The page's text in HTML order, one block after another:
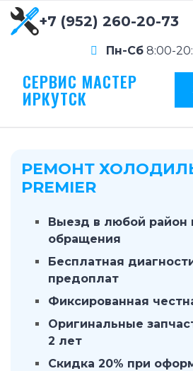
+7 (952) 260-20-73
Пн-Сб 8:00-
СЕРВИС МАСТЕР
ИРКУТСК
РЕМОНТ
PREMIER
Выезд в любой район
обращения
Бесплатная
предоплат
Фиксированная
Оригинальные
2 лет
Скидка 20% при